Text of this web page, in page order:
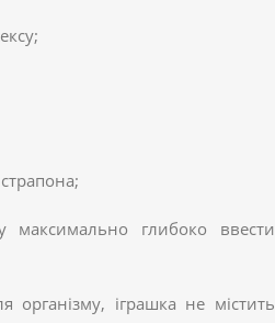
максимально глибоко ввести
організму, іграшка не містить